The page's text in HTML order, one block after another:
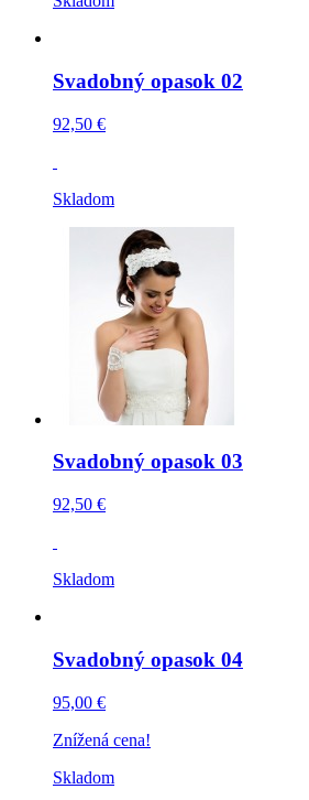
Svadobný opasok 02
92,50 €
Skladom
Svadobný opasok 03
92,50 €
Skladom
Svadobný opasok 04
95,00 €
Znížená cena!
Skladom